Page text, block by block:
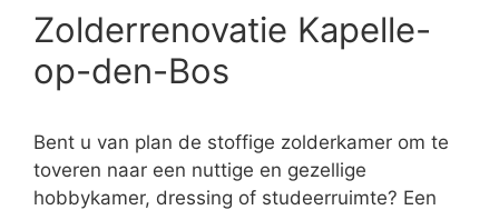
Zolderrenovatie Kapelle-
op-den-Bos
Bent u van plan de stoffige zolderkamer om te
toveren naar een nuttige en gezellige
hobbykamer, dressing of studeerruimte? Een